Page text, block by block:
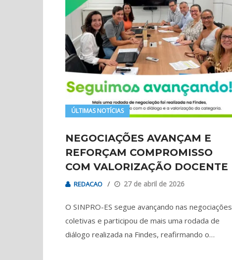
ÚLTIMAS NOTÍCIAS
NEGOCIAÇÕES AVANÇAM E
REFORÇAM COMPROMISSO
COM VALORIZAÇÃO DOCENTE
REDACAO 27 de abril de 2026
O SINPRO-ES segue avançando nas negociações
coletivas e participou de mais uma rodada de
diálogo realizada na Findes, reafirmando o…